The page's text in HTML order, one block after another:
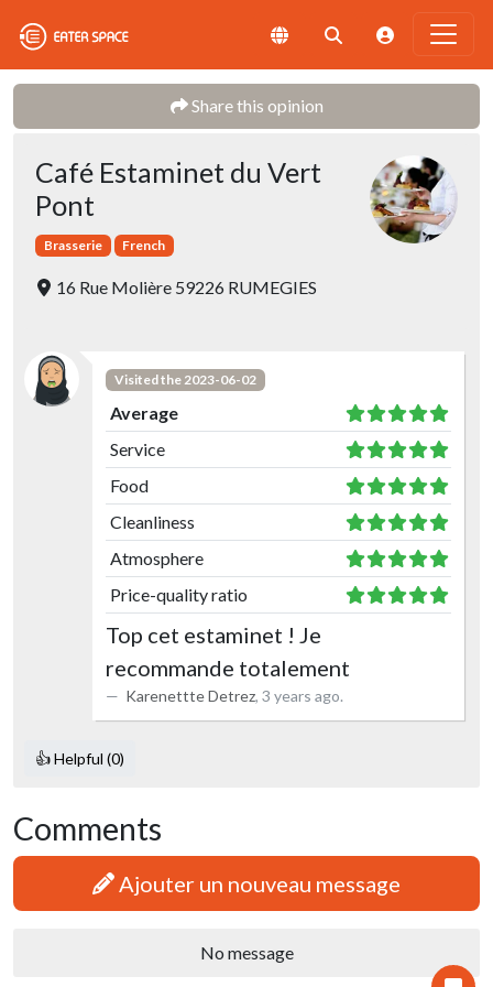
Share this opinion
Café Estaminet du Vert
Pont
Brasserie French
16 Rue Molière 59226 RUMEGIES
Visited the 2023-06-02
Average
Service
Food
Cleanliness
Atmosphere
Price-quality ratio
Top cet estaminet ! Je
recommande totalement
Karenettte Detrez, 3 years ago.
👍 Helpful (0)
Comments
Ajouter un nouveau message
No message